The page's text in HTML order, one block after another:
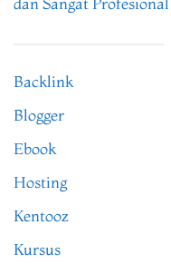
Backlink
Blogger
Ebook
Hosting
Kentooz
Kursus